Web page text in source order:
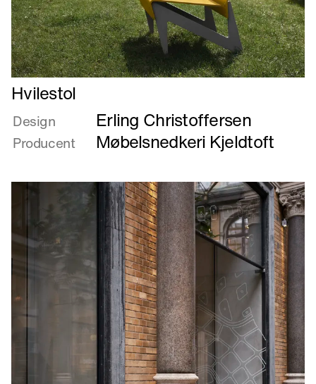
Læs
mere
om
Hvilestol
Hvilestol
Design Erling Christoffersen
Producent Møbelsnedkeri Kjeldtoft